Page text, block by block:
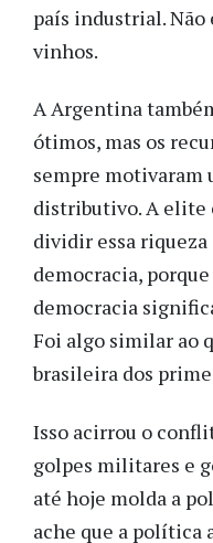
país industrial. Não
vinhos.
A Argentina
ótimos, mas os
sempre motivaram
distributivo. A elite
dividir essa
democracia,
democracia
Foi algo similar ao
brasileira dos
Isso acirrou o
golpes militares e
até hoje molda a
ache que a política